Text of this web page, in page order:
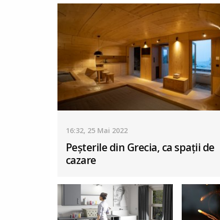
16:32, 25 Mai 2022
Peșterile din Grecia, ca spații de
cazare